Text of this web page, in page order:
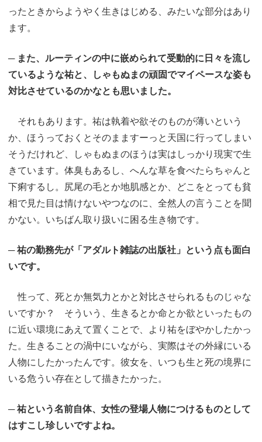
ったときからようやく生きはじめる、みたいな部分はあり
ます。
─ また、ルーティンの中に嵌められて受動的に日々を流し
ているような祐と、しゃもぬまの頑固でマイペースな姿も
対比させているのかなとも思いました。
それもあります。祐は執着や欲そのものが薄いという
か、ほうっておくとそのまますーっと天国に行ってしまい
そうだけれど、しゃもぬまのほうは実はしっかり現実で生
きています。体臭もあるし、へんな草を食べたらちゃんと
下痢するし。尻尾の毛とか地肌感とか、どこをとっても貧
相で見た目は情けないやつなのに、全然人の言うことを聞
かない。いちばん取り扱いに困る生き物です。
─ 祐の勤務先が「アダルト雑誌の出版社」という点も面白
いです。
性って、死とか無気力とかと対比させられるものじゃな
いですか？ そういう、生きるとか命とか欲といったもの
に近い環境にあえて置くことで、より祐をぼやかしたかっ
た。生きることの渦中にいながら、実際はその外縁にいる
人物にしたかったんです。彼女を、いつも生と死の境界に
いる危うい存在として描きたかった。
─ 祐という名前自体、女性の登場人物につけるものとして
はすこし珍しいですよね。